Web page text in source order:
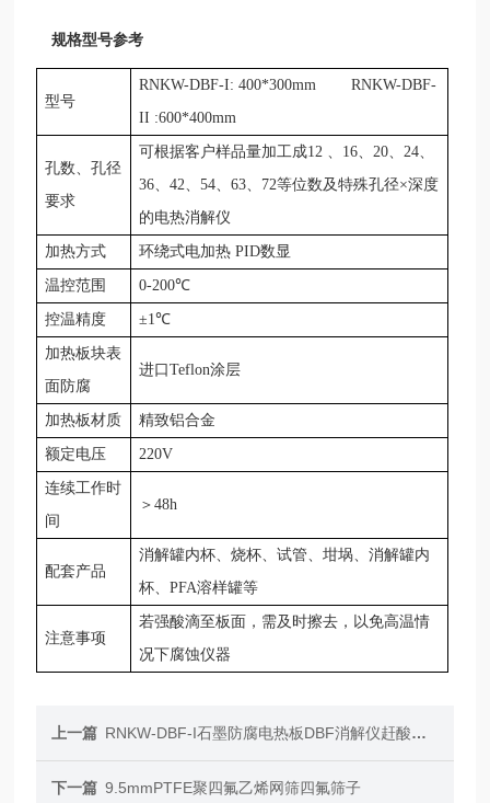
规格型号参考
型号
RNKW-DBF-I: 400*300mmRNKW-DBF-
II :600*400mm
孔数、孔径
要求
可根据客户样品量加工成12 、16、20、24、
36、42、54、63、72等位数及特殊孔径×深度
的电热消解仪
加热方式 环绕式电加热 PID数显
温控范围 0-200℃
控温精度 ±1℃
加热板块表
面防腐
进口Teflon涂层
加热板材质 精致铝合金
额定电压 220V
连续工作时
间
＞48h
配套产品
消解罐内杯、烧杯、试管、坩埚、消解罐内
杯、PFA溶样罐等
注意事项
若强酸滴至板面，需及时擦去，以免高温情
况下腐蚀仪器
上一篇 RNKW-DBF-I石墨防腐电热板DBF消解仪赶酸仪PID数显
下一篇 9.5mmPTFE聚四氟乙烯网筛四氟筛子